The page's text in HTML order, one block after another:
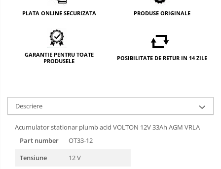
PLATA ONLINE SECURIZATA PRODUSE ORIGINALE
GARANTIE PENTRU TOATE
PRODUSELE
POSIBILITATE DE RETUR IN 14 ZILE
Descriere
Acumulator stationar plumb acid VOLTON 12V 33Ah AGM VRLA
Part number
OT33-12
Tensiune
12 V